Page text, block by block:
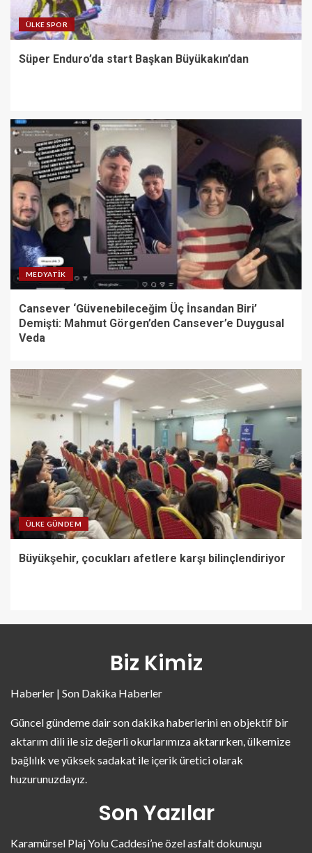
ÜLKE SPOR
Süper Enduro’da start Başkan Büyükakın’dan
MEDYATIK
Cansever ‘Güvenebileceğim Üç İnsandan Biri’
Demişti: Mahmut Görgen’den Cansever’e Duygusal
Veda
ÜLKE GÜNDEM
Büyükşehir, çocukları afetlere karşı bilinçlendiriyor
Biz Kimiz
Haberler | Son Dakika Haberler
Güncel gündeme dair son dakika haberlerini en objektif bir
aktarım dili ile siz değerli okurlarımıza aktarırken, ülkemize
bağlılık ve yüksek sadakat ile içerik üretici olarak
huzurunuzdayız.
Son Yazılar
Karamürsel Plaj Yolu Caddesi’ne özel asfalt dokunuşu